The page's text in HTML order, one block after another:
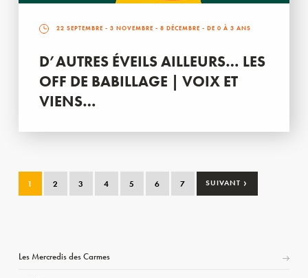
22 SEPTEMBRE - 3 NOVEMBRE - 8 DÉCEMBRE - DE 0 À 3 ANS
D’AUTRES ÉVEILS AILLEURS… LES
OFF DE BABILLAGE | VOIX ET
VIENS…
1 2 3 4 5 6 7 SUIVANT ›
Les Mercredis des Carmes